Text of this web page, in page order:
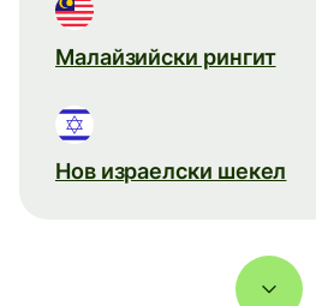
Малайзийски рингит
Нов израелски шекел